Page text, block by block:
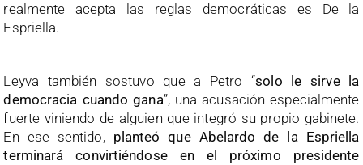
realmente acepta las reglas democráticas es De la
Espriella.
Leyva también sostuvo que a Petro “solo le sirve la
democracia cuando gana”, una acusación especialmente
fuerte viniendo de alguien que integró su propio gabinete.
En ese sentido, planteó que Abelardo de la Espriella
terminará convirtiéndose en el próximo presidente